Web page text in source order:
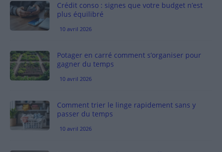
Crédit conso : signes que votre budget n’est
plus équilibré
10 avril 2026
Potager en carré comment s’organiser pour
gagner du temps
10 avril 2026
Comment trier le linge rapidement sans y
passer du temps
10 avril 2026